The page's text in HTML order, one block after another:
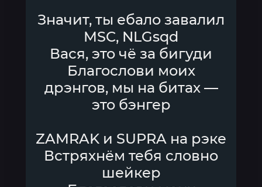
Значит, ты ебало завалил
MSC, NLGsqd
Вася, это чё за бигуди
Благослови моих
дрэнгов, мы на битах —
это бэнгер
ZAMRAK и SUPRA на рэке
Встряхнём тебя словно
шейкер